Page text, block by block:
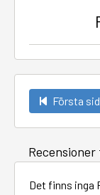
Första
Det finns inga